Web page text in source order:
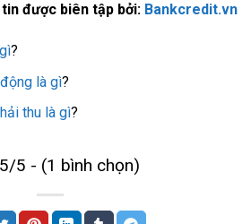
được biên tập bởi: Bankcredit.vn
?
là gì?
thu là gì?
5/5 - (1 bình chọn)